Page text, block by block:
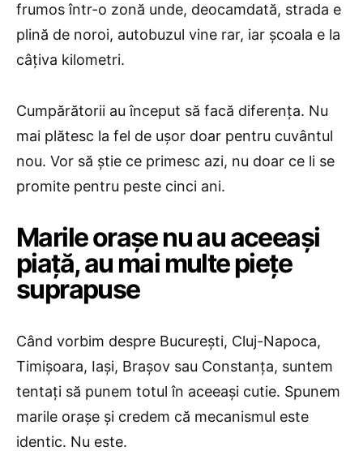
frumos într-o zonă unde, deocamdată, strada e
plină de noroi, autobuzul vine rar, iar școala e la
câțiva kilometri.
Cumpărătorii au început să facă diferența. Nu
mai plătesc la fel de ușor doar pentru cuvântul
nou. Vor să știe ce primesc azi, nu doar ce li se
promite pentru peste cinci ani.
Marile orașe nu au aceeași
piață, au mai multe piețe
suprapuse
Când vorbim despre București, Cluj-Napoca,
Timișoara, Iași, Brașov sau Constanța, suntem
tentați să punem totul în aceeași cutie. Spunem
marile orașe și credem că mecanismul este
identic. Nu este.